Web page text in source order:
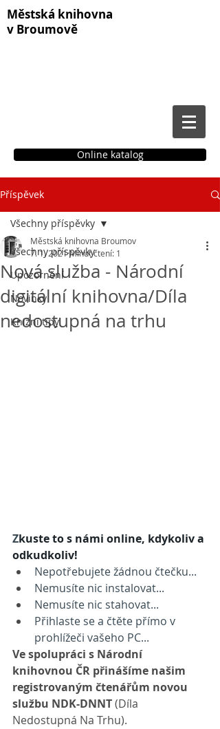
Městská knihovna
v Broumově
Online katalog
Příspěvek
Všechny příspěvky
Upozornění
Novinky
Knižní tipy
Všechny příspěvky
Nová služba - Národní
digitální knihovna/Díla
nedostupná na trhu
Městská knihovna Broumov
7. 1. 2021Minut čtení: 1
Zkuste to s námi online, kdykoliv a
odkudkoliv!
Nepotřebujete žádnou čtečku...
Nemusíte nic instalovat...
Nemusíte nic stahovat...
Přihlaste se a čtěte přímo v
prohlížeči vašeho PC...
Ve spolupráci s Národní
knihovnou ČR přinášíme našim
registrovaným čtenářům novou
službu NDK-DNNT (Díla
Nedostupná Na Trhu).